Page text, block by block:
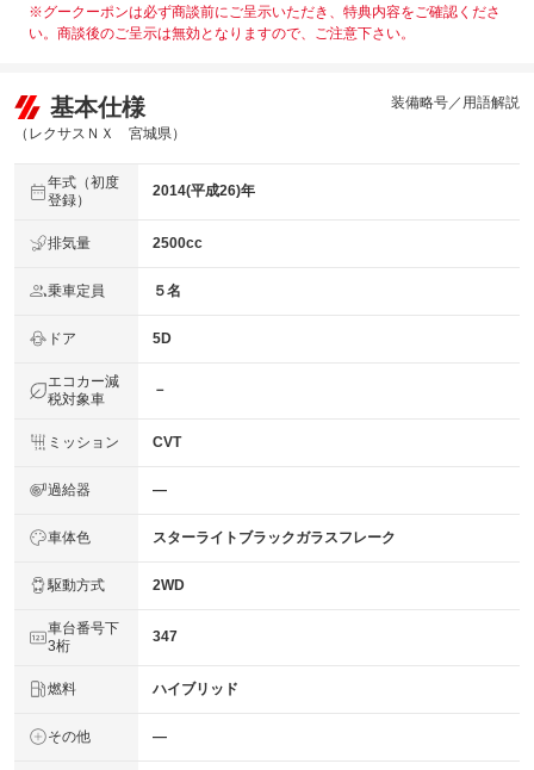
※グークーポンは必ず商談前にご呈示いただき、特典内容をご確認くださ
い。商談後のご呈示は無効となりますので、ご注意下さい。
基本仕様
（レクサスＮＸ 宮城県）
装備略号／用語解説
年式（初度
登録）
2014(平成26)年
排気量 2500cc
乗車定員 ５名
ドア 5D
エコカー減
税対象車
－
ミッション CVT
過給器 ―
車体色 スターライトブラックガラスフレーク
駆動方式 2WD
車台番号下
3桁
347
燃料 ハイブリッド
その他 ―